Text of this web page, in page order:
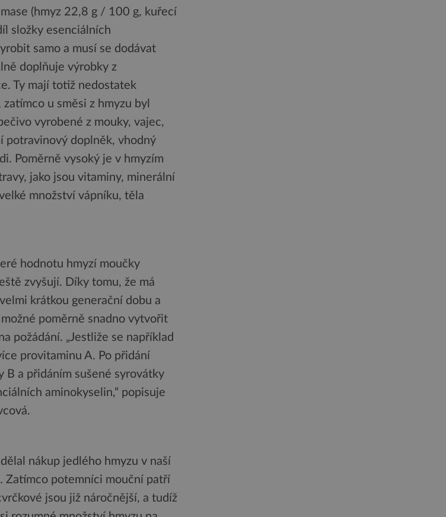
(hmyz 22,8 g / 100 g, kuřecí
složky esenciálních
samo a musí se dodávat
doplňuje výrobky z
Ty mají totiž nedostatek
u směsi z hmyzu byl
vyrobené z mouky, vajec,
potravinový doplněk, vhodný
Poměrně vysoký je v hmyzím
jako jsou vitaminy, minerální
množství vápníku, těla
hodnotu hmyzí moučky
zvyšují. Díky tomu, že má
krátkou generační dobu a
poměrně snadno vytvořit
požádání. „Jestliže se například
provitaminu A. Po přidání
B a přidáním sušené syrovátky
aminokyselin,“ popisuje
nákup jedlého hmyzu v naší
Zatímco potemníci mouční patří
jsou již náročnější, a tudíž